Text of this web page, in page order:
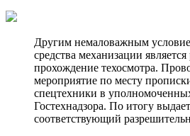
Другим немаловажным
средства механизации является
прохождение техосмотра.
мероприятие по месту
спецтехники в
Гостехнадзора. По итогу
соответствующий